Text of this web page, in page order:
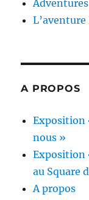
L’aventure
A PROPOS
Exposition
nous »
Exposition
au Square
A propos